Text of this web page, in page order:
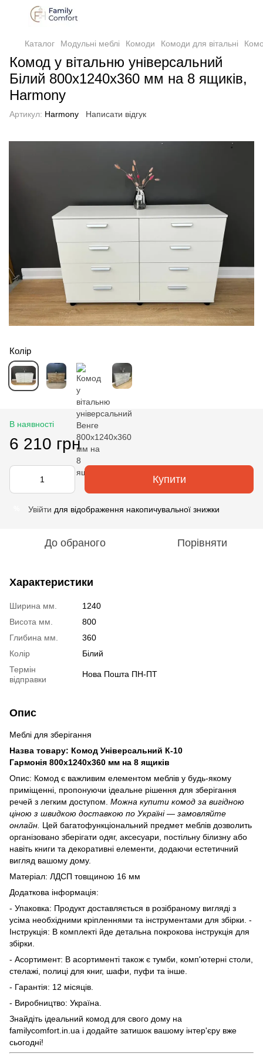
Каталог Модульні меблі Комоди Комоди для вітальні
Комод у вітальню універсальний
Білий 800х1240х360 мм на 8 ящиків,
Harmony
Артикул: Harmony Написати відгук
Колір
В наявності
6 210 грн
Купити
Увійти для відображення накопичувальної знижки
До обраного Порівняти
Характеристики
Ширина мм.
1240
Висота мм.
800
Глибина мм.
360
Колір
Білий
Термін
відправки
Нова Пошта ПН-ПТ
Опис
Меблі для зберігання
Назва товару: Комод Універсальний К-10
Гармонія 800х1240х360 мм на 8 ящиків
Опис: Комод є важливим елементом меблів у будь-якому
приміщенні, пропонуючи ідеальне рішення для зберігання
речей з легким доступом. Можна купити комод за вигідною
ціною з швидкою доставкою по Україні — замовляйте
онлайн. Цей багатофункціональний предмет меблів дозволить
організовано зберігати одяг, аксесуари, постільну білизну або
навіть книги та декоративні елементи, додаючи естетичний
вигляд вашому дому.
Матеріал: ЛДСП товщиною 16 мм
Додаткова інформація:
- Упаковка: Продукт доставляється в розібраному вигляді з
усіма необхідними кріпленнями та інструментами для збірки. -
Інструкція: В комплекті йде детальна покрокова інструкція для
збірки.
- Асортимент: В асортименті також є тумби, комп'ютерні столи,
стелажі, полиці для книг, шафи, пуфи та інше.
- Гарантія: 12 місяців.
- Виробництво: Україна.
Знайдіть ідеальний комод для свого дому на
familycomfort.in.ua і додайте затишок вашому інтер'єру вже
сьогодні!